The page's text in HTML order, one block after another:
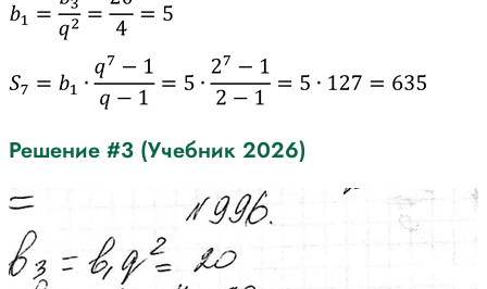
Решение #3 (Учебник 2026)